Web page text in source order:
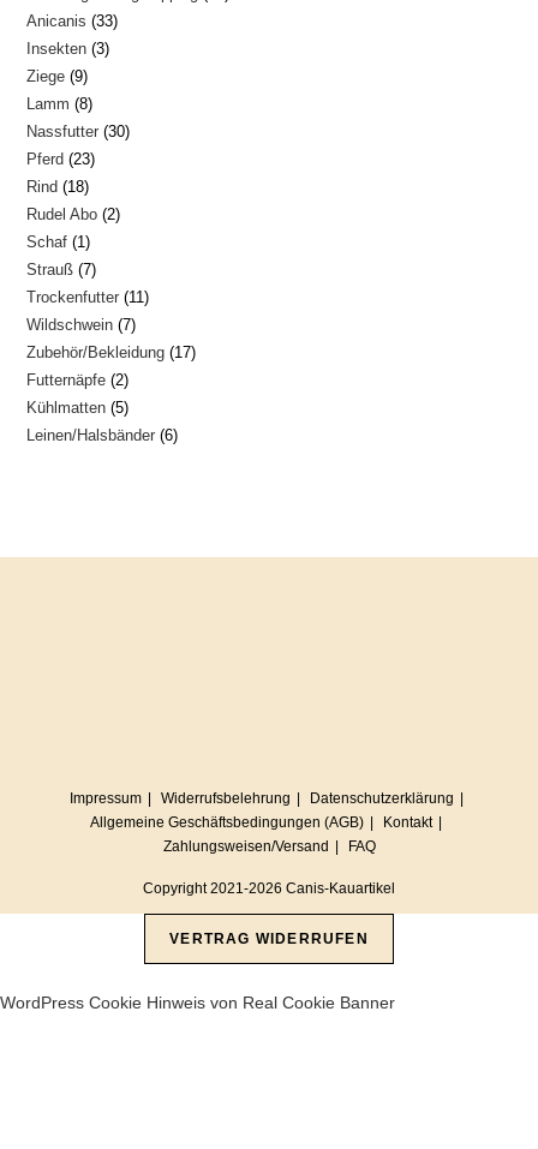
Anicanis 3333
Insekten 33
Ziege 99
Produkte
Lamm 88
Produkte
Nassfutter 3030
Pferd 2323
Rind 1818
Produkte
Rudel Abo 22
Schaf 11
Produkt
Strauß 77
Produkte
Trockenfutter 1111
Wildschwein 77
Produkte
Zubehör/Bekleidung 1717
Futternäpfe 22
Produkte
Kühlmatten 55
Produkte
Leinen/Halsbänder 66
Impressum Widerrufsbelehrung
Datenschutzerklärung
Allgemeine Geschäftsbedingungen (AGB)
Kontakt
Zahlungsweisen/Versand
FAQ
Copyright 2021-2026 Canis-Kauartikel
VERTRAG WIDERRUFEN
WordPress Cookie Hinweis von Real Cookie Banner